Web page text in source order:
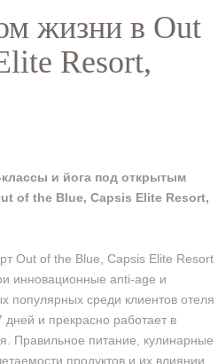
жизни в Out
Resort,
классы и йога под открытым
of the Blue, Capsis Elite Resort,
Out of the Blue, Capsis Elite Resort
инновационные anti-age и
популярных среди клиентов отеля
и прекрасно работает в
Правильное питание, кулинарные
продуктов и их влиянии